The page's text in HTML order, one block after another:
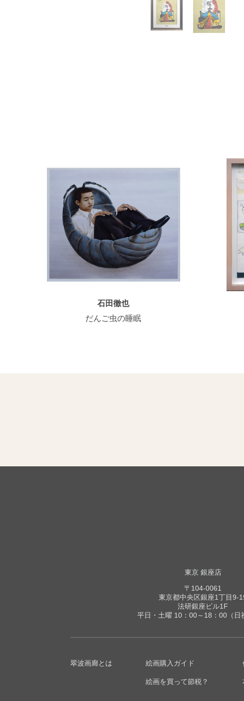
石田徹也
だんご虫の睡眠
東京 銀座店
〒104-0061
東京都中央区銀座1丁目9-
法研銀座ビル1F
平日・土曜 10：00～18：00（日
翠波画廊とは 絵画購入ガイド
絵画を買って節税？